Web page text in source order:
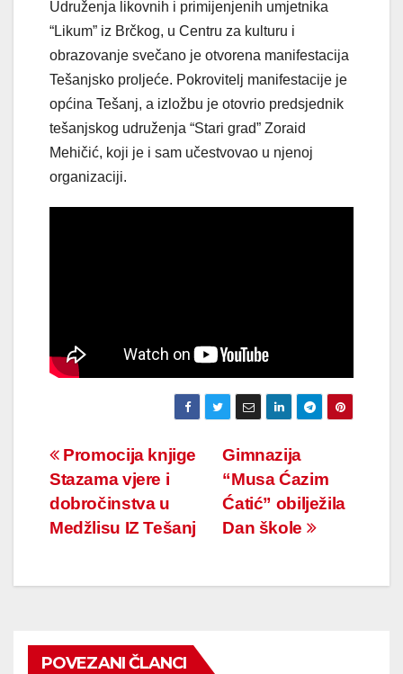
Udruženja likovnih i primijenjenih umjetnika
“Likum” iz Brčkog, u Centru za kulturu i
obrazovanje svečano je otvorena manifestacija
Tešanjsko proljeće. Pokrovitelj manifestacije je
općina Tešanj, a izložbu je otovrio predsjednik
tešanjskog udruženja “Stari grad” Zoraid
Mehičić, koji je i sam učestvovao u njenoj
organizaciji.
Navigacija
članaka
Gimnazija
“Musa Ćazim
Ćatić” obilježila
Dan škole
Promocija knjige
Stazama vjere i
dobročinstva u
Medžlisu IZ Tešanj
POVEZANI ČLANCI